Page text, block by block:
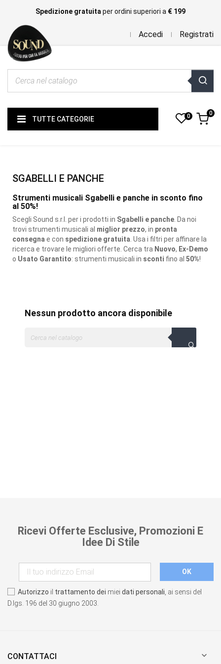
Spedizione gratuita per ordini superiori a € 199
Accedi Registrati
TUTTE CATEGORIE 0 0
SGABELLI E PANCHE
Strumenti musicali Sgabelli e panche in sconto fino
al 50%!
Scegli Sound s.r.l. per i prodotti in Sgabelli e panche . Da noi
trovi strumenti musicali al miglior prezzo, in pronta
consegna e con spedizione gratuita . Usa i filtri per affinare la
ricerca e trovare le migliori offerte. Cerca tra Nuovo, Ex-Demo
o Usato Garantito: strumenti musicali in sconti fino al 50%!
Nessun prodotto ancora disponibile
Ricevi Offerte Esclusive, Promozioni E
Idee Di Stile
Autorizzo il trattamento dei miei dati personali , ai sensi del
D.lgs. 196 del 30 giugno 2003.
CONTATTACI 